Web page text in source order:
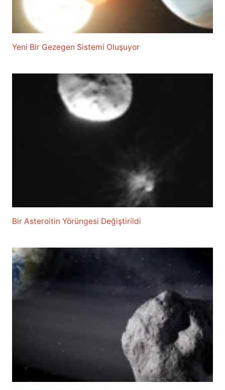
Yeni Bir Gezegen Sistemi Oluşuyor
Bir Asteroitin Yörüngesi Değiştirildi